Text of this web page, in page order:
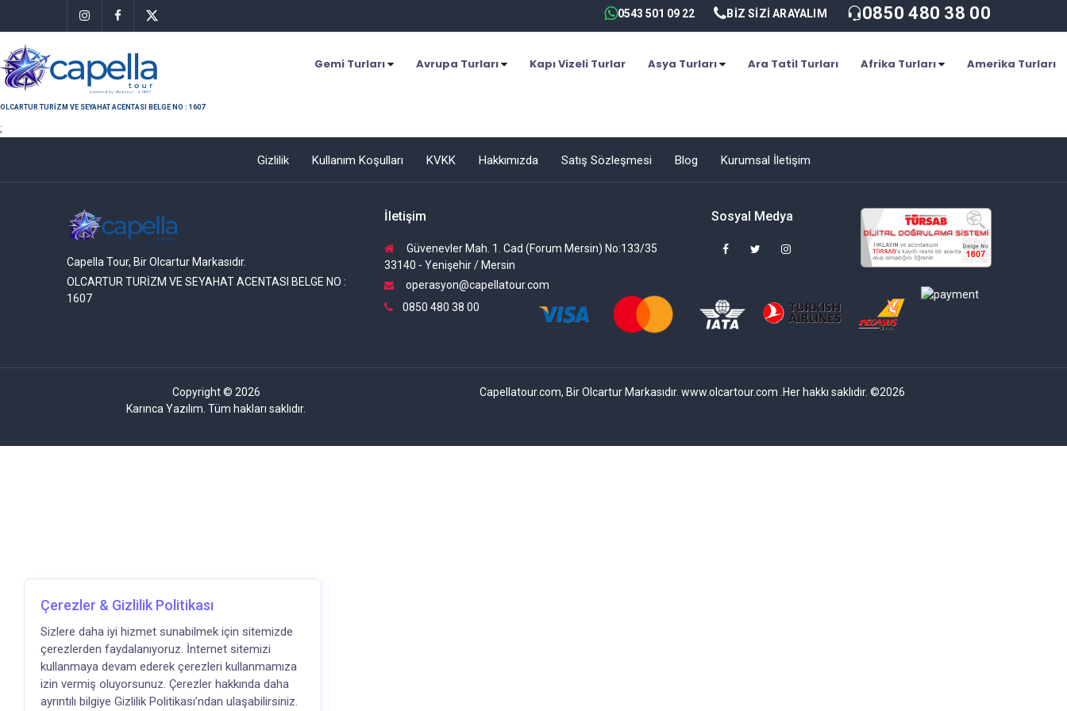
0543 501 09 22 BİZ SİZİ ARAYALIM 0850 480 38 00
OLCARTUR TURİZM VE SEYAHAT ACENTASI BELGE NO : 1607
Gemi Turları Avrupa Turları Kapı Vizeli Turlar Asya Turları Ara Tatil Turları Afrika Turları Amerika Turları
;
Gizlilik Kullanım Koşulları KVKK Hakkımızda Satış Sözleşmesi Blog Kurumsal İletişim
Capella Tour, Bir Olcartur Markasıdır.
OLCARTUR TURİZM VE SEYAHAT ACENTASI BELGE NO :
1607
İletişim
Güvenevler Mah. 1. Cad (Forum Mersin) No:133/35
33140 - Yenişehir / Mersin
operasyon@capellatour.com
0850 480 38 00
Sosyal Medya
Copyright © 2026
Karınca Yazılım. Tüm hakları saklıdır.
Capellatour.com, Bir Olcartur Markasıdır. www.olcartour.com .Her hakkı saklıdır. ©2026
Çerezler & Gizlilik Politikası
Sizlere daha iyi hizmet sunabilmek için sitemizde
çerezlerden faydalanıyoruz. İnternet sitemizi
kullanmaya devam ederek çerezleri kullanmamıza
izin vermiş oluyorsunuz. Çerezler hakkında daha
ayrıntılı bilgiye Gizlilik Politikası’ndan ulaşabilirsiniz.